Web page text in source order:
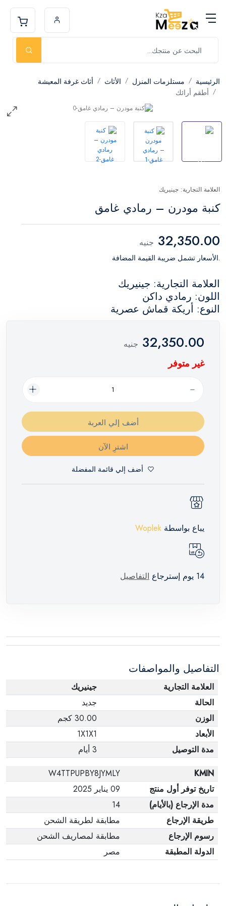
الرئيسية مستلزمات المنزل الأثاث
أثاث غرفة المعيشة
أطقم أرائك
العلامة التجارية: جينيريك
كنبة مودرن – رمادي غامق
32,350.00 جنيه
.الأسعار تشمل ضريبة القيمة المضافة
العلامة التجارية: جينيريك
اللون: رمادي داكن
النوع: أريكة قماش عصرية
32,350.00 جنيه
غير متوفر
أضف إلي العربة
اشترِ الآن
أضف إلي قائمة المفضلة
يباع بواسطة Woplek
14 يوم إسترجاع التفاصيل
التفاصيل والمواصفات
العلامة التجارية
جينيريك
الحالة
جديد
الوزن
30.00 كجم
الأبعاد
1X1X1
مدة التوصيل
3 أيام
KMIN
W4TTPUPBY8JYMLY
تاريخ توفر أول منتج
09 يناير 2025
مدة الإرجاع (بالأيام)
14
طريقة الإرجاع
مطابقة لطريقة الشحن
رسوم الإرجاع
مطابقة لمصاريف الشحن
الدولة المطبقة
مصر